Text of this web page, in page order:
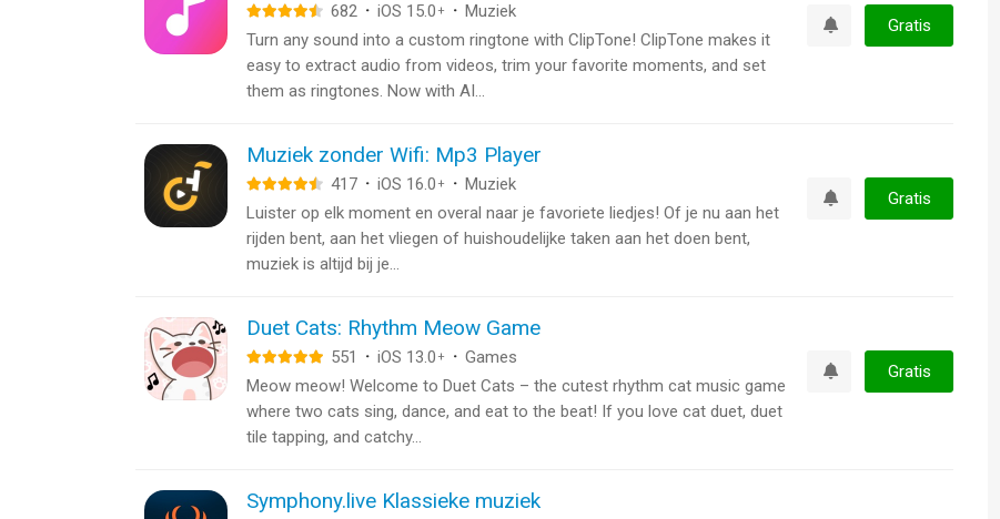
682 · iOS 15.0 + · Muziek
Turn any sound into a custom ringtone with ClipTone! ClipTone makes it
easy to extract audio from videos, trim your favorite moments, and set
them as ringtones. Now with AI...
Gratis
Muziek zonder Wifi: Mp3 Player
417 · iOS 16.0 + · Muziek
Luister op elk moment en overal naar je favoriete liedjes! Of je nu aan het
rijden bent, aan het vliegen of huishoudelijke taken aan het doen bent,
muziek is altijd bij je...
Gratis
Duet Cats: Rhythm Meow Game
551 · iOS 13.0 + · Games
Meow meow! Welcome to Duet Cats – the cutest rhythm cat music game
where two cats sing, dance, and eat to the beat! If you love cat duet, duet
tile tapping, and catchy...
Gratis
Symphony.live Klassieke muziek